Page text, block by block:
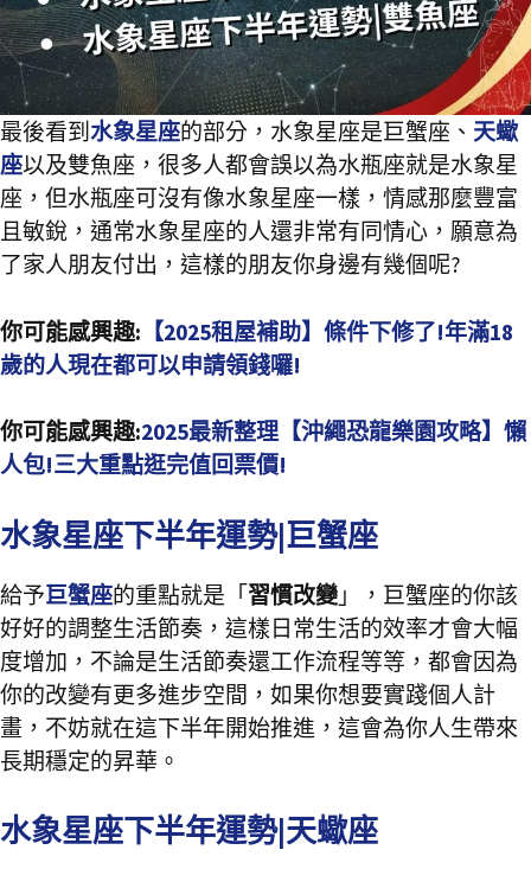
最後看到 水象星座的部分，水象星座是巨蟹座、 天蠍
座以及雙魚座，很多人都會誤以為水瓶座就是水象星
座，但水瓶座可沒有像水象星座一樣，情感那麼豐富
且敏銳，通常水象星座的人還非常有同情心，願意為
了家人朋友付出，這樣的朋友你身邊有幾個呢?
你可能感興趣: 【2025租屋補助】條件下修了!年滿18
歲的人現在都可以申請領錢囉!
你可能感興趣:2025最新整理【沖繩恐龍樂園攻略】懶
人包!三大重點逛完值回票價!
水象星座下半年運勢|巨蟹座
給予巨蟹座的重點就是「習慣改變 」，巨蟹座的你該
好好的調整生活節奏，這樣日常生活的效率才會大幅
度增加，不論是生活節奏還工作流程等等，都會因為
你的改變有更多進步空間，如果你想要實踐個人計
畫，不妨就在這下半年開始推進，這會為你人生帶來
長期穩定的昇華。
水象星座下半年運勢|天蠍座